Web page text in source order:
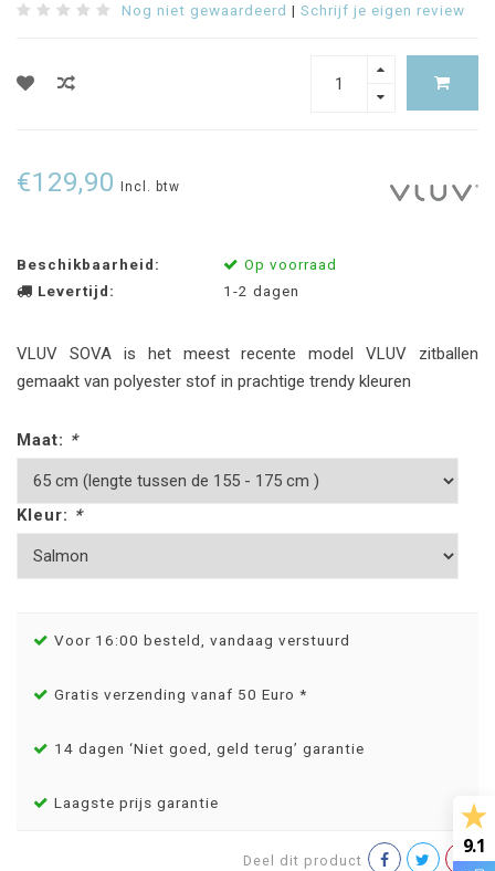
Nog niet gewaardeerd | Schrijf je eigen review
€129,90 Incl. btw
Beschikbaarheid:
Op voorraad
Levertijd:
1-2 dagen
VLUV SOVA is het meest recente model VLUV zitballen
gemaakt van polyester stof in prachtige trendy kleuren
Maat: *
Kleur: *
Voor 16:00 besteld, vandaag verstuurd
Gratis verzending vanaf 50 Euro *
14 dagen ‘Niet goed, geld terug’ garantie
Laagste prijs garantie
Deel dit product
9.1